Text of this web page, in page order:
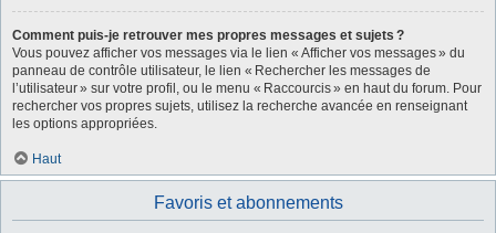
Comment puis-je retrouver mes propres messages et sujets ?
Vous pouvez afficher vos messages via le lien « Afficher vos messages » du
panneau de contrôle utilisateur, le lien « Rechercher les messages de
l’utilisateur » sur votre profil, ou le menu « Raccourcis » en haut du forum. Pour
rechercher vos propres sujets, utilisez la recherche avancée en renseignant
les options appropriées.
Haut
Favoris et abonnements